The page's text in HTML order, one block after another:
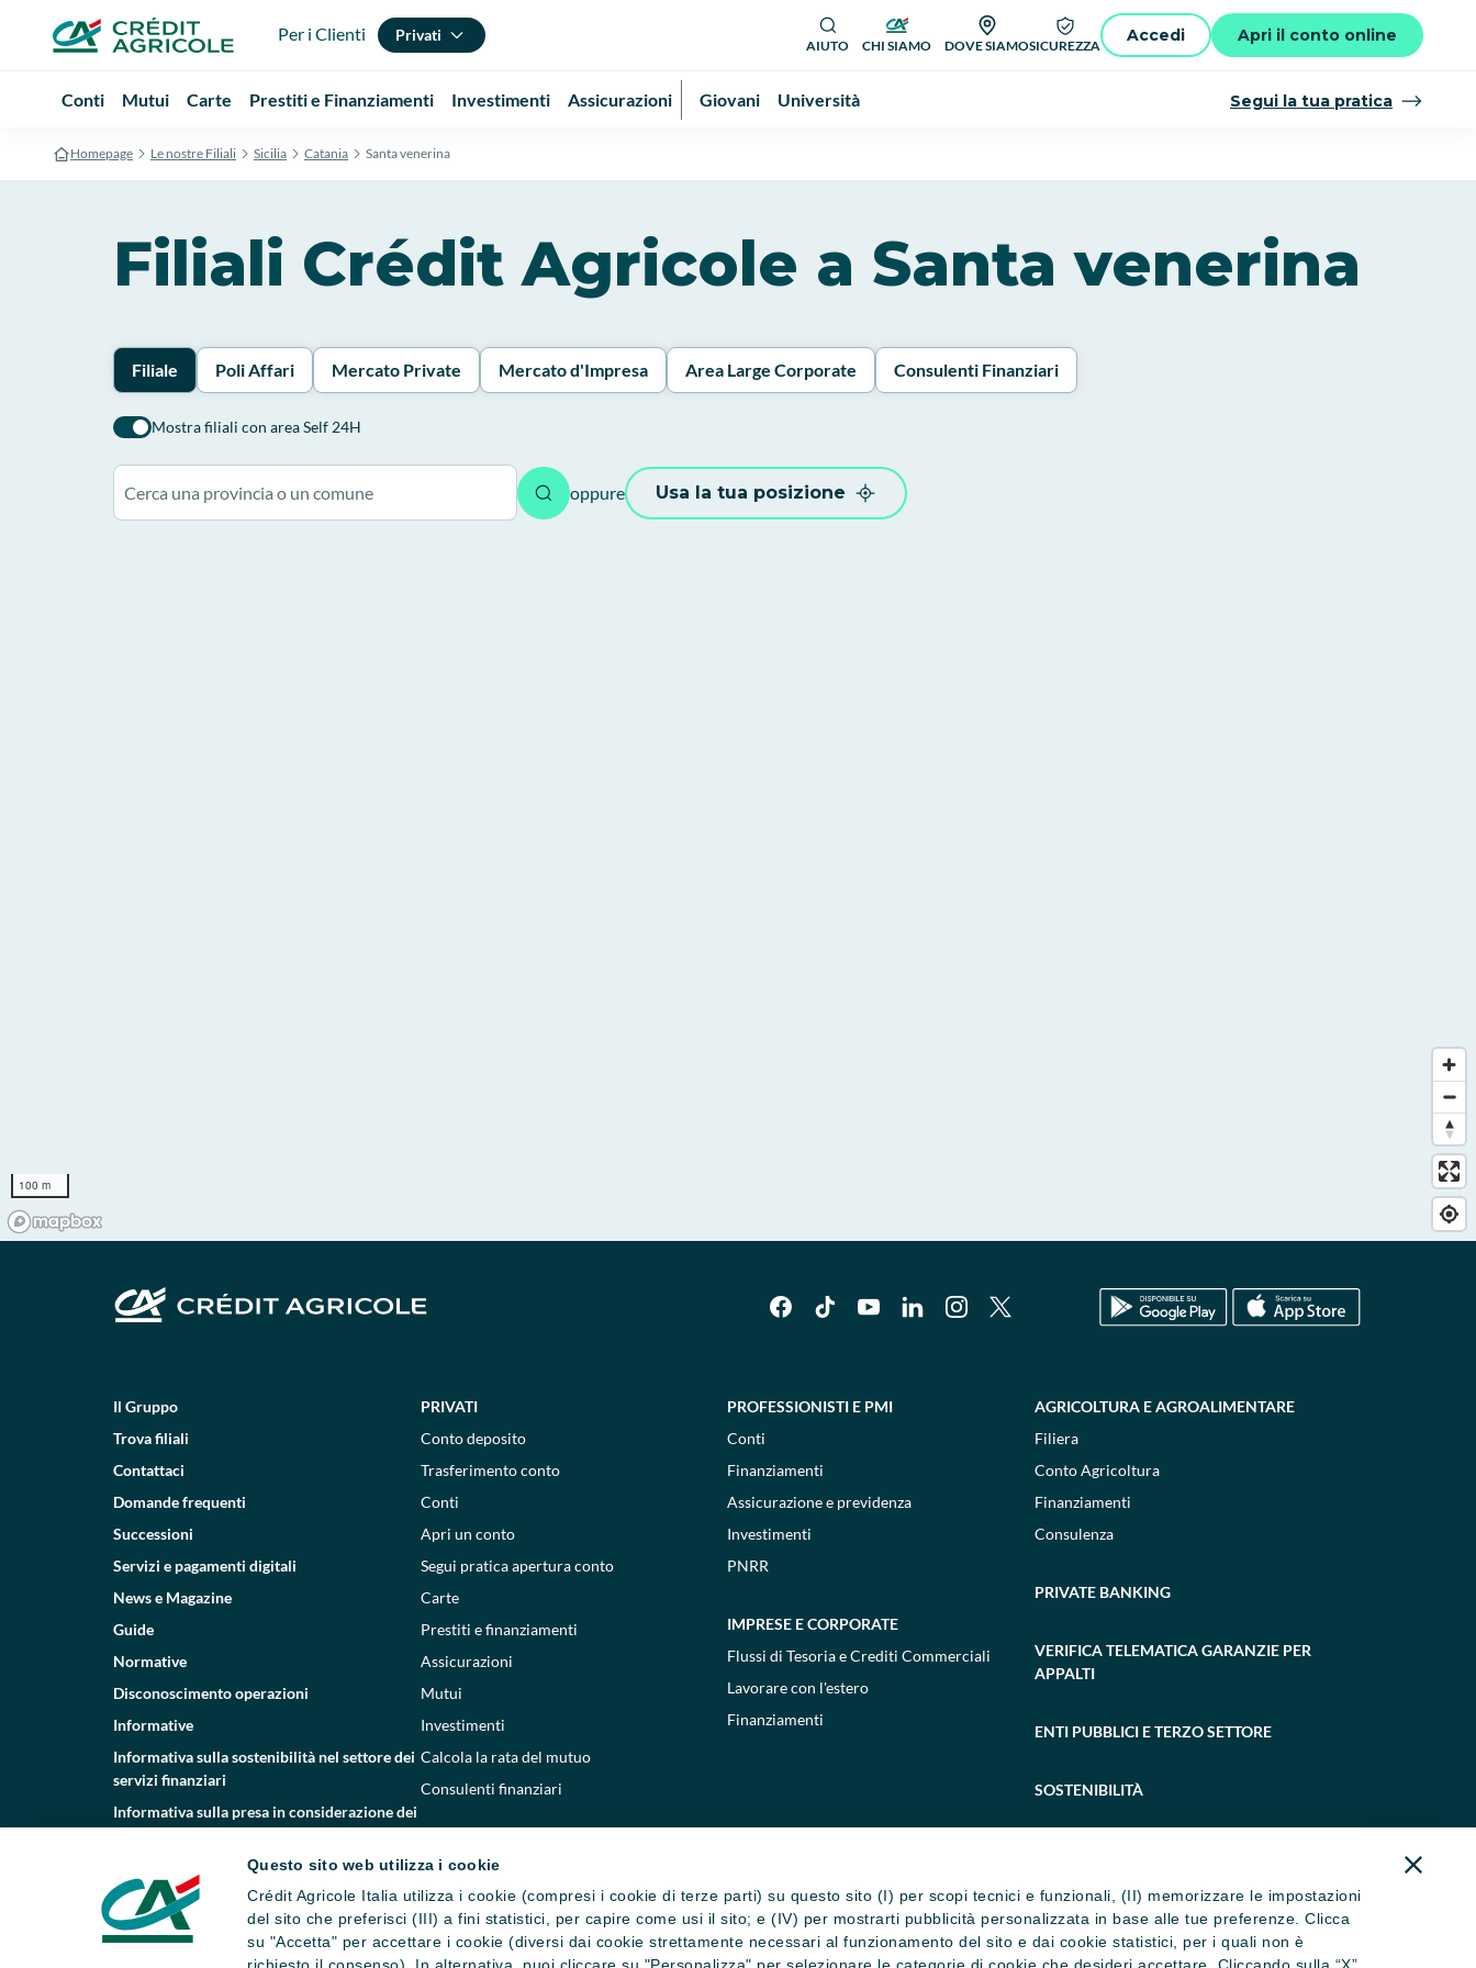
Questo sito web utilizza i cookie
Crédit Agricole Italia utilizza i cookie (compresi i cookie di terze parti) su questo sito (I) per scopi tecnici e funzionali, (II) memorizzare le impostazioni
del sito che preferisci (III) a fini statistici, per capire come usi il sito; e (IV) per mostrarti pubblicità personalizzata in base alle tue preferenze. Clicca
su "Accetta" per accettare i cookie (diversi dai cookie strettamente necessari al funzionamento del sito e dai cookie statistici, per i quali non è
Per i Clienti Privati
AIUTO CHI SIAMO DOVE SIAMOSICUREZZA
Accedi Apri il conto online
Conti Mutui Carte Prestiti e Finanziamenti Investimenti Assicurazioni Giovani Università Segui la tua pratica
Homepage Le nostre Filiali Sicilia Catania Santa venerina
Filiali Crédit Agricole a Santa venerina
Filiale Poli Affari Mercato Private Mercato d'Impresa Area Large Corporate Consulenti Finanziari
Mostra filiali con area Self 24H
oppure Usa la tua posizione
100 m
Il Gruppo
Trova filiali
Contattaci
Domande frequenti
Successioni
Servizi e pagamenti digitali
News e Magazine
Guide
Normative
Disconoscimento operazioni
Informative
Informativa sulla sostenibilità nel settore dei
servizi finanziari
Informativa sulla presa in considerazione dei
Whistleblowing
PRIVATI
Conto deposito
Trasferimento conto
Conti
Apri un conto
Segui pratica apertura conto
Carte
Prestiti e finanziamenti
Assicurazioni
Mutui
Investimenti
Calcola la rata del mutuo
Consulenti finanziari
PROFESSIONISTI E PMI
Conti
Finanziamenti
Assicurazione e previdenza
Investimenti
PNRR
IMPRESE E CORPORATE
Flussi di Tesoria e Crediti Commerciali
Lavorare con l'estero
Finanziamenti
AGRICOLTURA E AGROALIMENTARE
Filiera
Conto Agricoltura
Finanziamenti
Consulenza
PRIVATE BANKING
VERIFICA TELEMATICA GARANZIE PER
APPALTI
ENTI PUBBLICI E TERZO SETTORE
SOSTENIBILITÀ